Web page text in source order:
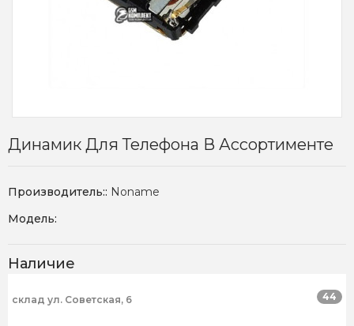
Динамик Для Телефона В Ассортименте
Производитель:: Noname
Модель:
Наличие
склад ул. Советская, 6 44